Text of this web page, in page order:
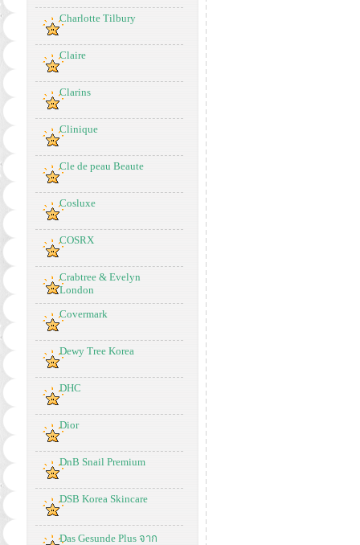
Charlotte Tilbury
Claire
Clarins
Clinique
Cle de peau Beaute
Cosluxe
COSRX
Crabtree & Evelyn
London
Covermark
Dewy Tree Korea
DHC
Dior
DnB Snail Premium
DSB Korea Skincare
Das Gesunde Plus จาก